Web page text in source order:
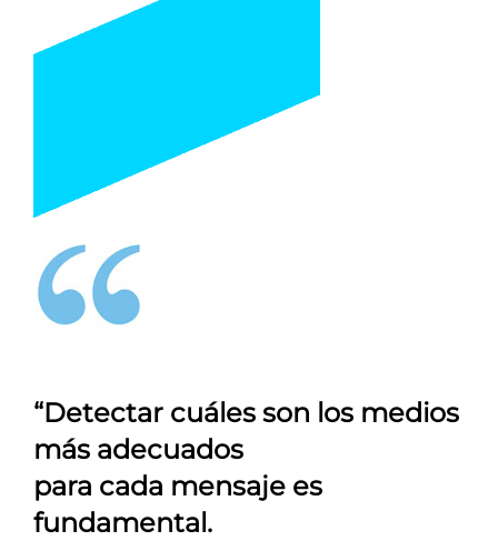
“Detectar cuáles son los medios
más adecuados
para cada mensaje es
fundamental.